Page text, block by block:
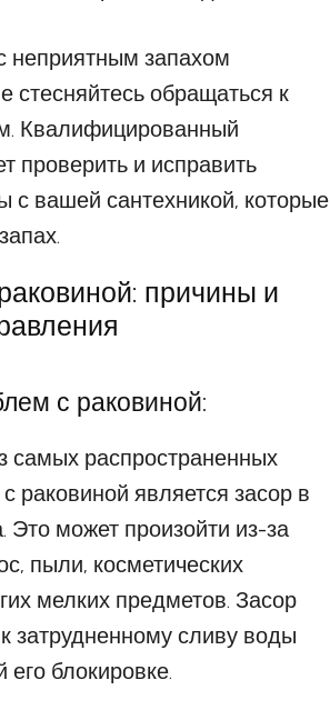
неприятным запахом
стесняйтесь обращаться к
Квалифицированный
проверить и исправить
вашей сантехникой, которые
причины и
с раковиной:
самых распространенных
раковиной является засор в
Это может произойти из-за
пыли, косметических
мелких предметов. Засор
затрудненному сливу воды
блокировке.